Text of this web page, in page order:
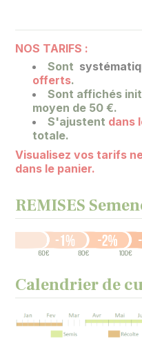
NOS TARIFS :
Sont
offerts.
Sont affichés
moyen de 50 €.
S'ajustent dans
totale.
Visualisez vos tarifs
dans le panier.
REMISES
Calendrier de